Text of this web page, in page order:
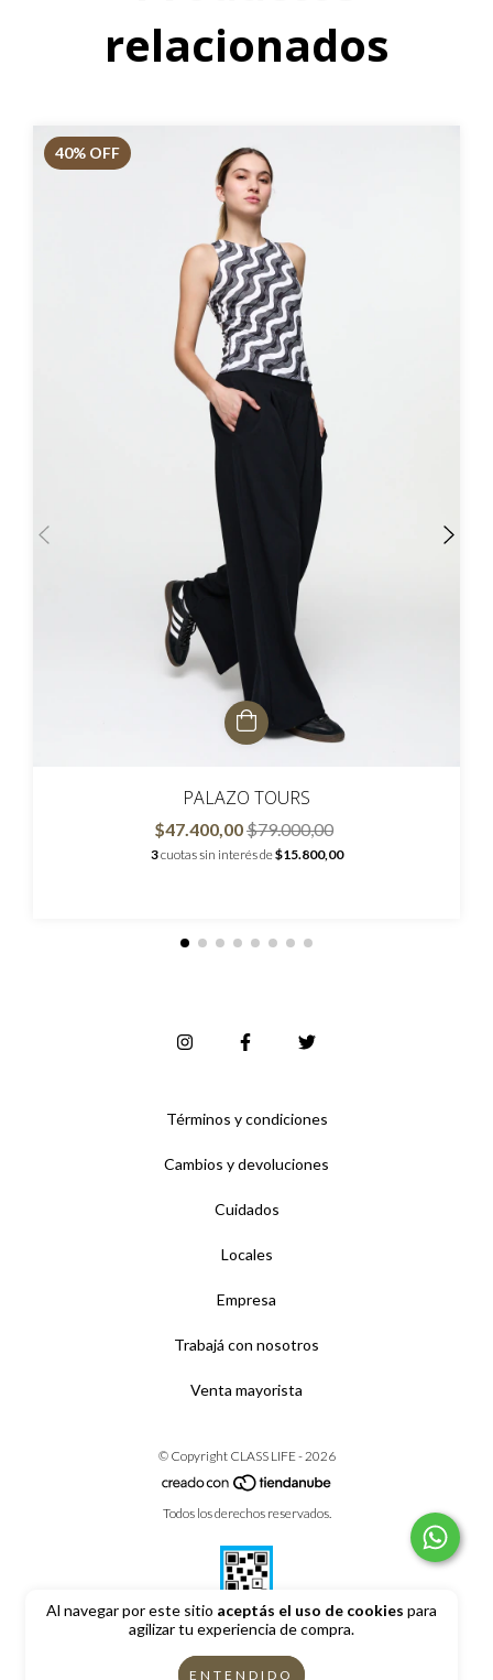
Al navegar por este sitio aceptás el uso de cookies para
agilizar tu experiencia de compra.
ENTENDIDO
relacionados
40% OFF
PALAZO TOURS
$47.400,00$79.000,00
3cuotas sin interés de$15.800,00
Términos y condiciones
Cambios y devoluciones
Cuidados
Locales
Empresa
Trabajá con nosotros
Venta mayorista
© Copyright CLASS LIFE - 2026
Todos los derechos reservados.
Defensa de las y los consumidores. Para reclamos